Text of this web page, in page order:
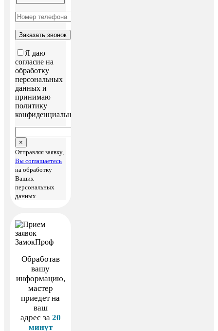
Я даю
согласие на
обработку
персональных
данных и
принимаю
политику
конфиденциальности
×
Отправляя заявку,
Вы соглашаетесь
на обработку
Ваших
персональных
данных.
Обработав
вашу
информацию,
мастер
приедет на
ваш
адрес за 20
минут